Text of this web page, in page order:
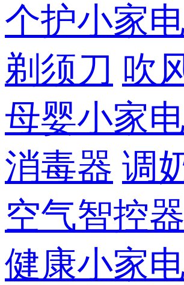
个护小家电
剃须刀 吹
母婴小家电
消毒器 调
空气智控器
健康小家电